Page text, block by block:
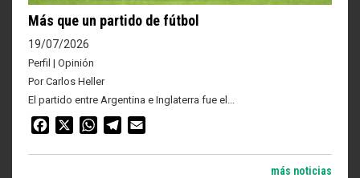
Más que un partido de fútbol
19/07/2026
Perfil | Opinión
Por Carlos Heller
El partido entre Argentina e Inglaterra fue el...
Facebook WhatsAppTelegram
más noticias